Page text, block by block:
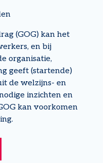
(GOG) kan het
en bij
organisatie,
geeft (startende)
de welzijns- en
inzichten en
kan voorkomen